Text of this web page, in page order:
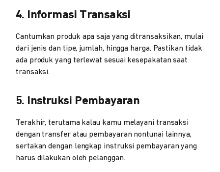
4. Informasi Transaksi
Cantumkan produk apa saja yang ditransaksikan, mulai
dari jenis dan tipe, jumlah, hingga harga. Pastikan tidak
ada produk yang terlewat sesuai kesepakatan saat
transaksi.
5. Instruksi Pembayaran
Terakhir, terutama kalau kamu melayani transaksi
dengan transfer atau pembayaran nontunai lainnya,
sertakan dengan lengkap instruksi pembayaran yang
harus dilakukan oleh pelanggan.